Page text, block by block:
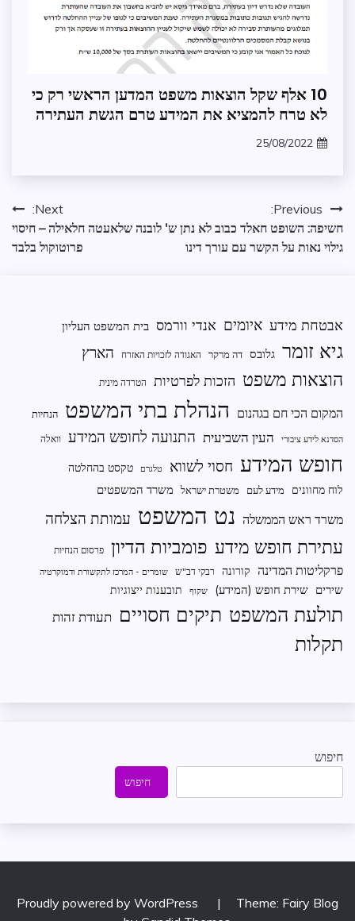
חופש
מידע
עתירת
מידע
10 אלף שקל הוצאות משפט המדען הראשי רק כי
לא טרח להמציא את המידע טרם הגשת העתירה
25/08/2022
ניווטPrevious:
חשיפה: השופט חאלד כבוב לא נתן
גילוי נאות על הקשר עם עורך דינו
Next:
ש' לובנה שלאעטה חלאילה – חיסוי
פרוטוקול בלבד
אבטחת מידע איומים אנדי וורמס בית המשפט העליון
גיא זומר גלובס דה מרקר האגודה לזכויות האזרח הארץ
הוצאות משפט הזכות לפרטיות הטרדה מינית
המקום הכי חם בגהנום הנהלת בתי המשפט הנחיות
הסדנא לידע ציבורי העין השביעית התנועה לחופש המידע וואלה
חופש המידע חסוי לשווא טלגרם
טקסט בהחלטה
לוח מחוונים
מידע לעם משטרת ישראל משרד המשפטים
משרד ראש הממשלה נט המשפט עמותת הצלחה
עתירת חופש מידע פומביות הדיון פרסום הנחיות
פרקליטות המדינה קורונה רבקי דב"ש שומרים - המרכז לתקשורת ודמוקרטיה
שירים שירת חופש (המידע) שקוף תובענות ייצוגיות
תולעת המשפט תיקים חסויים תעודת זהות
תקלות
חיפוש
חיפוש
Proudly powered by WordPress |
Theme: Fairy Blog